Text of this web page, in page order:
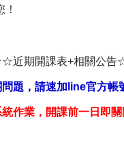
近期開課表+相關公
題，請速加line官方帳
作業，開課前一日即